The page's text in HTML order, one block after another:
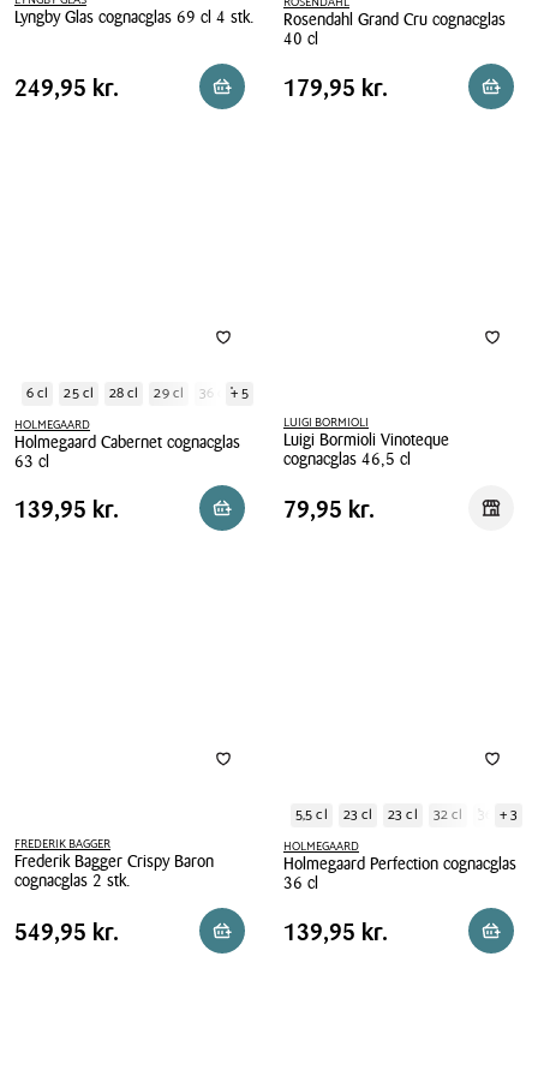
Lyngby Glas cognacglas 69 cl 4 stk.
Glas
cognacglas
Pris
Pris 249,95 kr.
249,95 kr. Reservér i butik
Rosendahl Grand Cru cognacglas
40 cl
Rosendahl
Grand
Pris
Pris 179,95 kr.
179,95 kr.
6 cl 25 cl 28 cl 29 cl 36 cl + 5
HOLMEGAARD
Holmegaard Cabernet cognacglas
63 cl
Holmegaard
Cabernet
Pris
Pris 139,95 kr.
139,95 kr. Reservér i butik
LUIGI BORMIOLI
Luigi Bormioli Vinoteque
cognacglas 46,5 cl
Luigi
Bormioli
Pris
Pris 79,95 kr.
79,95 kr.
FREDERIK BAGGER
Frederik Bagger Crispy Baron
cognacglas 2 stk.
Bagger
Pris
Pris 549,95 kr.
549,95 kr. Læg i kurv
5,5 cl 23 cl 23 cl 32 cl 36 cl+ 3
HOLMEGAARD
Holmegaard Perfection cognacglas
36 cl
Holmegaard
Perfection
Pris
Pris 139,95 kr.
139,95 kr.